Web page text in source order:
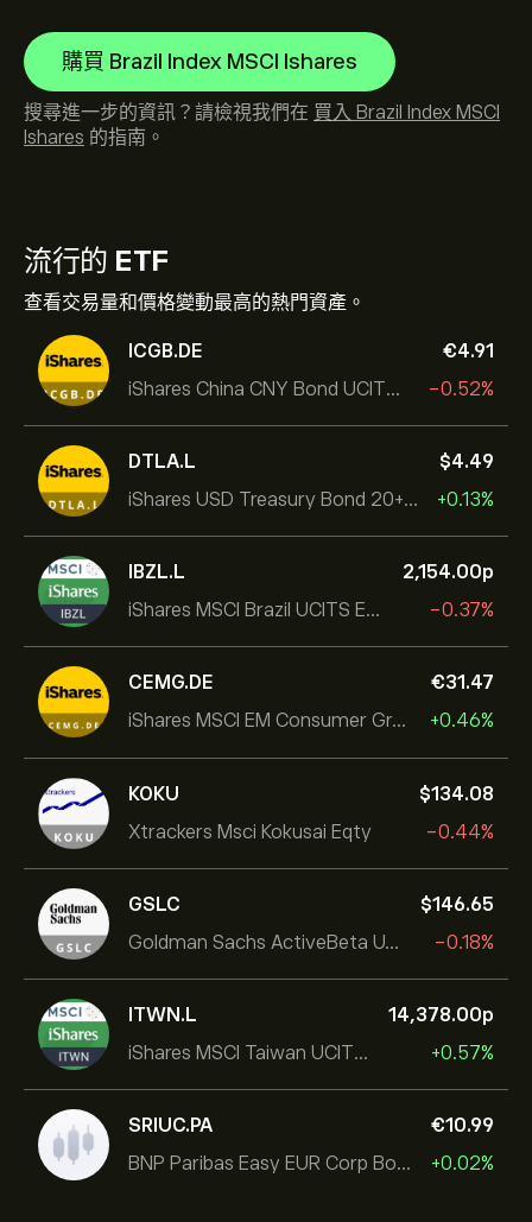
流行的 ETF
查看交易量和價格變動最高的熱門資產。
ICGB.DE
iShares China CNY Bond UCITS ETF
‎€‎4.91
-0.52%
DTLA.L
iShares USD Treasury Bond 20+yr UCITS ETF
‎$‎4.49
+0.13%
IBZL.L
iShares MSCI Brazil UCITS ETF (Dist)
2,154.00‎p‎
-0.37%
CEMG.DE
iShares MSCI EM Consumer Growth UCITS ETF
‎€‎31.47
+0.46%
KOKU
Xtrackers Msci Kokusai Eqty
‎$‎134.08
-0.44%
GSLC
Goldman Sachs ActiveBeta U.S. Large Cap Equity ETF
‎$‎146.65
-0.18%
ITWN.L
iShares MSCI Taiwan UCITS ETF
14,378.00‎p‎
+0.57%
SRIUC.PA
BNP Paribas Easy EUR Corp Bond SRI Fossil Free Ult
‎€‎10.99
+0.02%
購買 Brazil Index MSCI Ishares
搜尋進一步的資訊？請檢視我們在 買入 Brazil Index MSCI
Ishares 的指南。